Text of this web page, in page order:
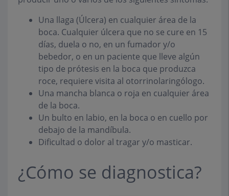
Una llaga (Úlcera) en cualquier área de la
boca. Cualquier úlcera que no se cure en 15
días, duela o no, en un fumador y/o
bebedor, o en un paciente que lleve algún
tipo de prótesis en la boca que produzca
roce, requiere visita al otorrinolaringólogo.
Una mancha blanca o roja en cualquier área
de la boca.
Un bulto en labio, en la boca o en cuello por
debajo de la mandíbula.
Dificultad o dolor al tragar y/o masticar.
¿Cómo se diagnostica?